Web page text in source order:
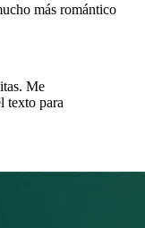
más romántico
Me
texto para